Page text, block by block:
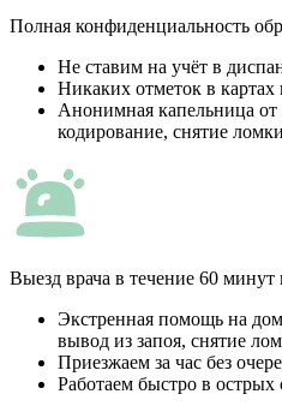
Полная конфиденциальность
Не ставим на учёт в
Никаких отметок в картах
Анонимная капельница от
кодирование, снятие ломки
Выезд врача в течение 60
Экстренная помощь на
вывод из запоя, снятие
Приезжаем за час без
Работаем быстро в острых